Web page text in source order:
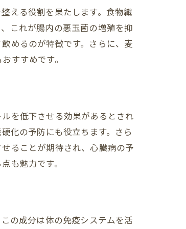
える役割を果たします。食物繊
これが腸内の悪玉菌の増殖を抑
めるのが特徴です。さらに、麦
すすめです。
を低下させる効果があるとされ
化の予防にも役立ちます。さら
ることが期待され、心臓病の予
も魅力です。
の成分は体の免疫システムを活